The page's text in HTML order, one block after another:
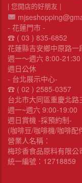
| 您開店的好朋友 |
- 花蓮門市 -
☎︎ ( 03 ) 835-6852
花蓮縣吉安鄉中原路一
週一～週六 8:00-21:30
週日公休
- 台北展示中心-
☎︎ ( 02 ) 2585-0357
台北市大同區重慶北
週一~週六 9:00-19:00
週日賞機 -採預約制-
(咖啡豆/咖啡機/咖啡配
營業人名稱：
梅珍香食品原料有限公
統一編號：12718859